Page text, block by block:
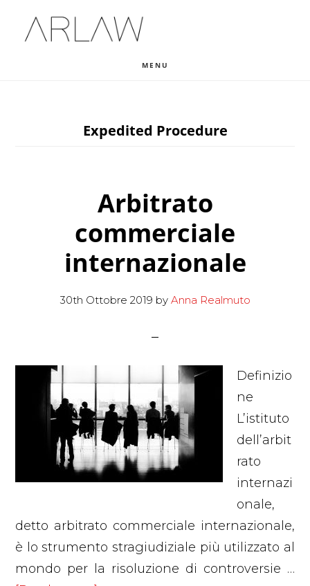
MENU
Expedited Procedure
Arbitrato
commerciale
internazionale
30th Ottobre 2019 by Anna Realmuto
Definizio
ne
L’istituto
dell’arbit
rato
internazi
onale,
detto arbitrato commerciale internazionale,
è lo strumento stragiudiziale più utilizzato al
mondo per la risoluzione di controversie …